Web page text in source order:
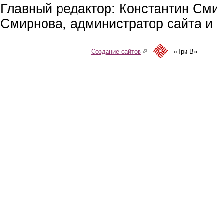
Главный редактор: Константин
Смирнова, администратор сайта
Создание сайтов(link is external)«Три-В»